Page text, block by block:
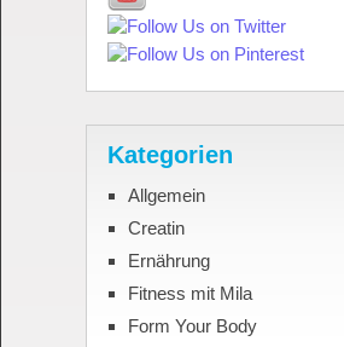
Kategorien
Allgemein
Creatin
Ernährung
Fitness mit Mila
Form Your Body